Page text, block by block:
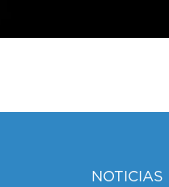
NOTICIAS